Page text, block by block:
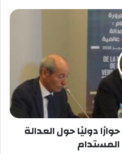
دوليًا حول العدالة
المستدام